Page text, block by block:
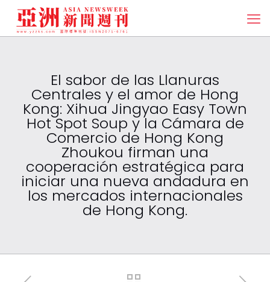
El sabor de las Llanuras
Centrales y el amor de Hong
Kong: Xihua Jingyao Easy Town
Hot Spot Soup y la Cámara de
Comercio de Hong Kong
Zhoukou firman una
cooperación estratégica para
iniciar una nueva andadura en
los mercados internacionales
de Hong Kong.